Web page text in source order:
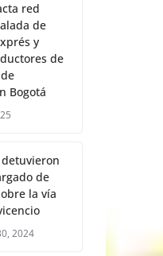
red
de
y
de
Bogotá
de
la vía
2024